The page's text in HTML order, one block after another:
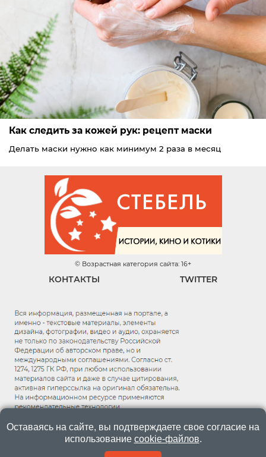
Как следить за кожей рук: рецепт маски
Делать маски нужно как минимум 2 раза в месяц
© Возрастная категория сайта: 16+
КОНТАКТЫ TWITTER
Оставаясь на сайте, вы подтверждаете свое согласие на
использование cookie-файлов.